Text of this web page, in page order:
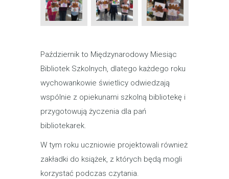
Październik to Międzynarodowy Miesiąc
Bibliotek Szkolnych, dlatego każdego roku
wychowankowie świetlicy odwiedzają
wspólnie z opiekunami szkolną bibliotekę i
przygotowują życzenia dla pań
bibliotekarek.
W tym roku uczniowie projektowali również
zakładki do książek, z których będą mogli
korzystać podczas czytania.